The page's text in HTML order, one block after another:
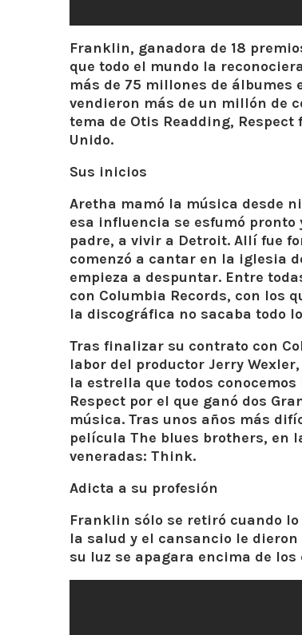
Franklin, ganadora de 18
que todo el mundo la
más de 75 millones de álbumes
vendieron más de un millón de
tema de Otis Readding, Respect
Unido.
Sus inicios
Aretha mamó la música desde
esa influencia se esfumó pronto
padre, a vivir a Detroit. Allí fue
comenzó a cantar en la iglesia
empieza a despuntar. Entre
con Columbia Records, con los
la discográfica no sacaba todo
Tras finalizar su contrato con
labor del productor Jerry
la estrella que todos
Respect por el que ganó dos
música. Tras unos años más
película The blues brothers, en
veneradas: Think.
Adicta a su profesión
Franklin sólo se retiró cuando
la salud y el cansancio le
su luz se apagara encima de los